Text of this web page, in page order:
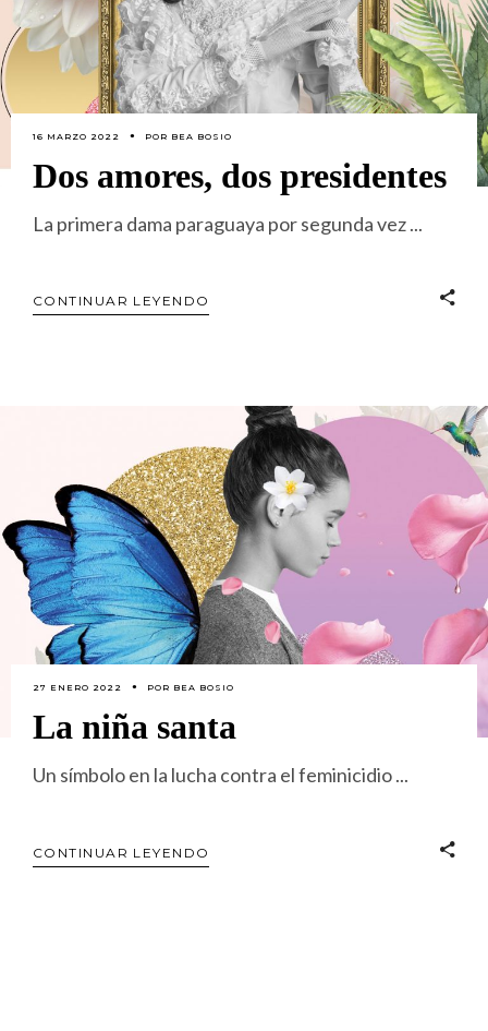
16 MARZO 2022 POR BEA BOSIO
Dos amores, dos presidentes
La primera dama paraguaya por segunda vez
CONTINUAR LEYENDO
27 ENERO 2022 POR BEA BOSIO
La niña santa
Un símbolo en la lucha contra el feminicidio
CONTINUAR LEYENDO